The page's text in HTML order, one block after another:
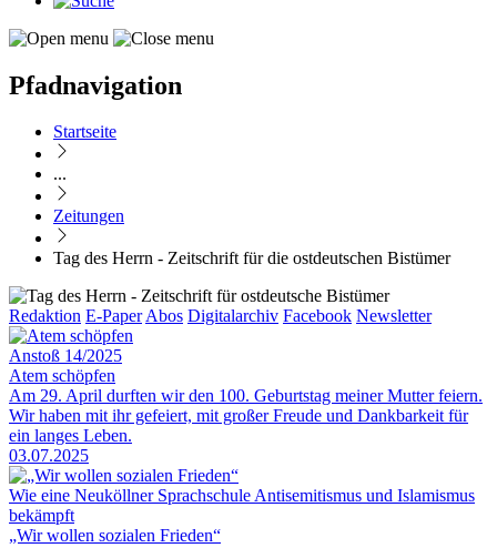
Pfadnavigation
Startseite
...
Zeitungen
Tag des Herrn - Zeitschrift für die ostdeutschen Bistümer
Redaktion E-PaperAbos Digitalarchiv Facebook Newsletter
Anstoß 14/2025
Atem schöpfen
Am 29. April durften wir den 100. Geburtstag meiner Mutter feiern.
Wir haben mit ihr gefeiert, mit großer Freude und Dankbarkeit für
ein langes Leben.
03.07.2025
Wie eine Neuköllner Sprachschule Antisemitismus und Islamismus
bekämpft
„Wir wollen sozialen Frieden“